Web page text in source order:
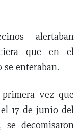
alertaban
que en el
se enteraban.
vez que
17 de junio del
se decomisaron